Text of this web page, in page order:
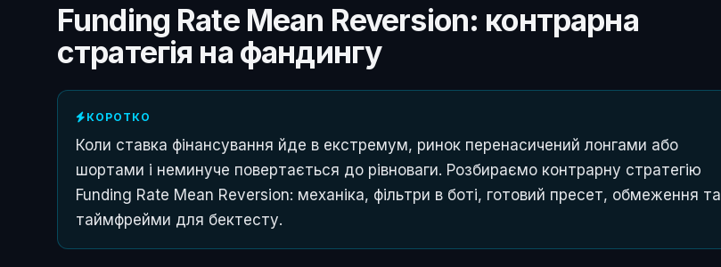
Funding Rate Mean Reversion: контрарна
стратегія на фандингу
КОРОТКО
Коли ставка фінансування йде в екстремум, ринок перенасичений лонгами або
шортами і неминуче повертається до рівноваги. Розбираємо контрарну стратегію
Funding Rate Mean Reversion: механіка, фільтри в боті, готовий пресет, обмеження та
таймфрейми для бектесту.